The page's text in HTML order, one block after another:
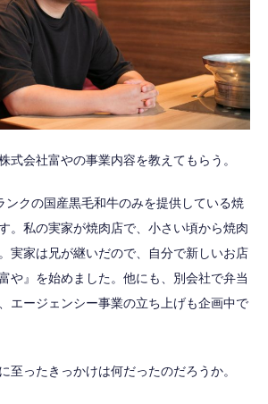
式会社富やの事業内容を教えてもらう。
ンクの国産黒毛和牛のみを提供している焼
。私の実家が焼肉店で、小さい頃から焼肉
実家は兄が継いだので、自分で新しいお店
や』を始めました。他にも、別会社で弁当
エージェンシー事業の立ち上げも企画中で
至ったきっかけは何だったのだろうか。